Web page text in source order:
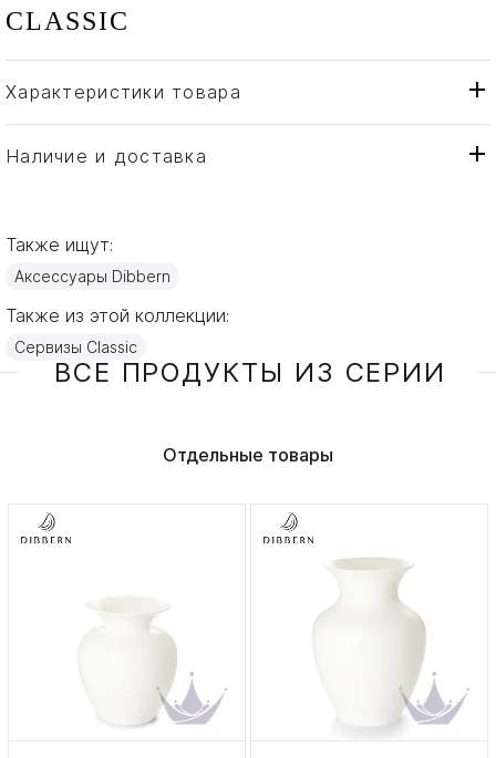
CLASSIC
Характеристики товара
Бренд
Dibbern
Страна производителя
Наличие и доставка
Также ищут:
Аксессуары Dibbern
Также из этой коллекции:
Сервизы Classic
ВСЕ ПРОДУКТЫ ИЗ СЕРИИ
Отдельные товары